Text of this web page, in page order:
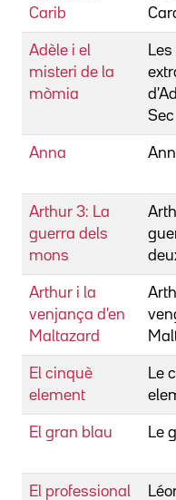
Carib
Adèle i el
misteri de la
mòmia
Sec
Anna
Arthur 3: La
guerra dels
mons
Arthur i la
venjança d'en
Maltazard
El cinquè
element
Le
El gran blau Le
El professional